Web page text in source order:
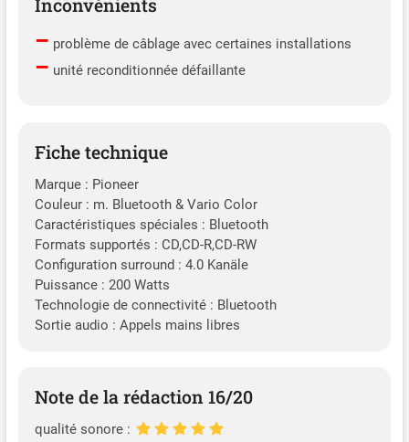
Inconvénients
– problème de câblage avec certaines installations
– unité reconditionnée défaillante
Fiche technique
Marque : Pioneer
Couleur : m. Bluetooth & Vario Color
Caractéristiques spéciales : Bluetooth
Formats supportés : CD,CD-R,CD-RW
Configuration surround : 4.0 Kanäle
Puissance : 200 Watts
Technologie de connectivité : Bluetooth
Sortie audio : Appels mains libres
Note de la rédaction 16/20
qualité sonore :